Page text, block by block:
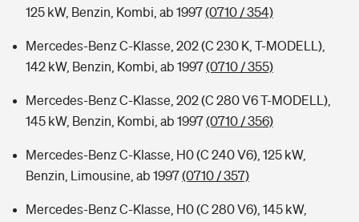
125 kW, Benzin, Kombi, ab 1997(0710 / 354)
Mercedes-Benz C-Klasse, 202 (C 230 K, T-MODELL),
142 kW, Benzin, Kombi, ab 1997(0710 / 355)
Mercedes-Benz C-Klasse, 202 (C 280 V6 T-MODELL),
145 kW, Benzin, Kombi, ab 1997(0710 / 356)
Mercedes-Benz C-Klasse, H0 (C 240 V6), 125 kW,
Benzin, Limousine, ab 1997(0710 / 357)
Mercedes-Benz C-Klasse, H0 (C 280 V6), 145 kW,